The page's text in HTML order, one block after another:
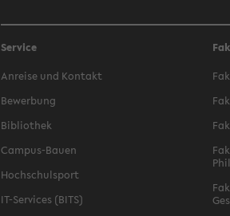
Service
Anreise und Kontakt
Bewerbung
Bibliothek
Campus-Bauen
Hochschulsport
IT-Services (BITS)